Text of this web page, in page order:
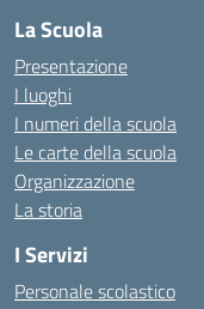
La Scuola
Presentazione
I luoghi
I numeri della scuola
Le carte della scuola
Organizzazione
La storia
I Servizi
Personale scolastico